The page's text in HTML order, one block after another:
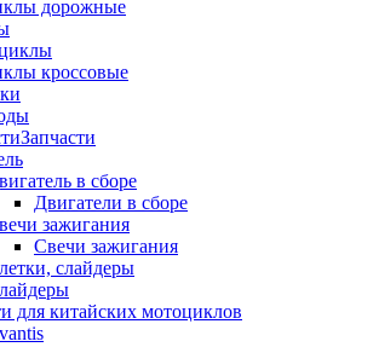
дорожные
кроссовые
Запчасти
в сборе
Двигатели в сборе
зажигания
Свечи зажигания
слайдеры
для китайских мотоциклов